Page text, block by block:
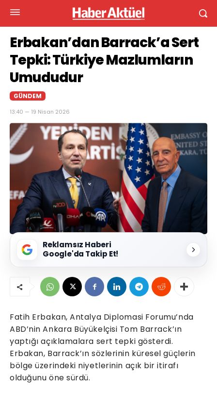
Erbakan’dan Barrack’a Sert
Tepki: Türkiye Mazlumların
Umududur
GÜNDEM
13:40 — 19 Nisan 2026
Reklamsız Haberi
Google'da Takip Et!
Fatih Erbakan, Antalya Diplomasi Forumu’nda
ABD’nin Ankara Büyükelçisi Tom Barrack’ın
yaptığı açıklamalara sert tepki gösterdi.
Erbakan, Barrack’ın sözlerinin küresel güçlerin
bölge üzerindeki niyetlerinin açık bir itirafı
olduğunu öne sürdü.